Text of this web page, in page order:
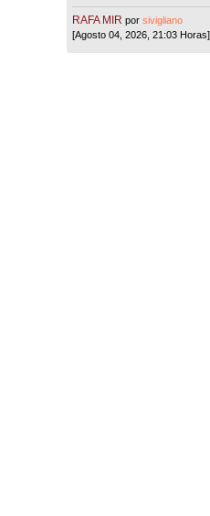
RAFA MIR porsivigliano
[Agosto 04, 2026, 21:03 Horas]